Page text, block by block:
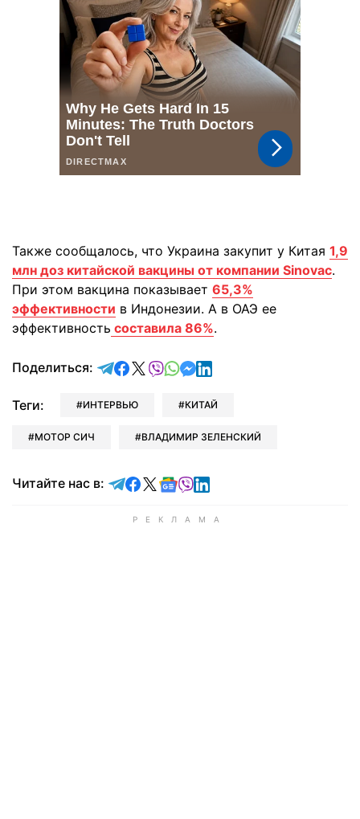
Также сообщалось, что Украина закупит у Китая 1,9
млн доз китайской вакцины от компании Sinovac.
При этом вакцина показывает 65,3%
эффективности в Индонезии. А в ОАЭ ее
эффективность составила 86%.
Поделиться: отправить в Telegram
поделиться в Facebook
поделиться в X
отправить в Viber
отправить в Whatsapp
отправить в Messenger
отправить в LinkedIn
Теги: ИНТЕРВЬЮ КИТАЙ
МОТОР СИЧ ВЛАДИМИР ЗЕЛЕНСКИЙ
Читайте нас в: Читайте в Telegram
Читайте в Facebook
Читайте в X
Читайте в Google news
Читайте в Viber
Читайте в LinkedIn